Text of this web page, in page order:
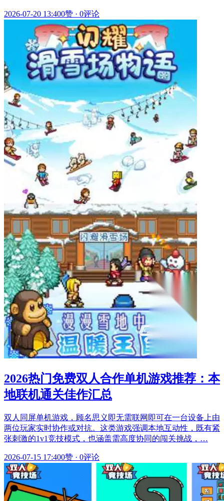
2026-07-20 13:400赞 · 0评论
2026热门免费双人合作单机游戏推荐：本
地联机通关佳作汇总
双人同屏单机游戏，顾名思义即无需联网即可在一台设备上由
两位玩家实时协作或对抗。这类游戏强调本地互动性，既有紧
张刺激的1v1竞技模式，也涵盖需高度协同的闯关挑战，…
2026-07-15 17:400赞 · 0评论